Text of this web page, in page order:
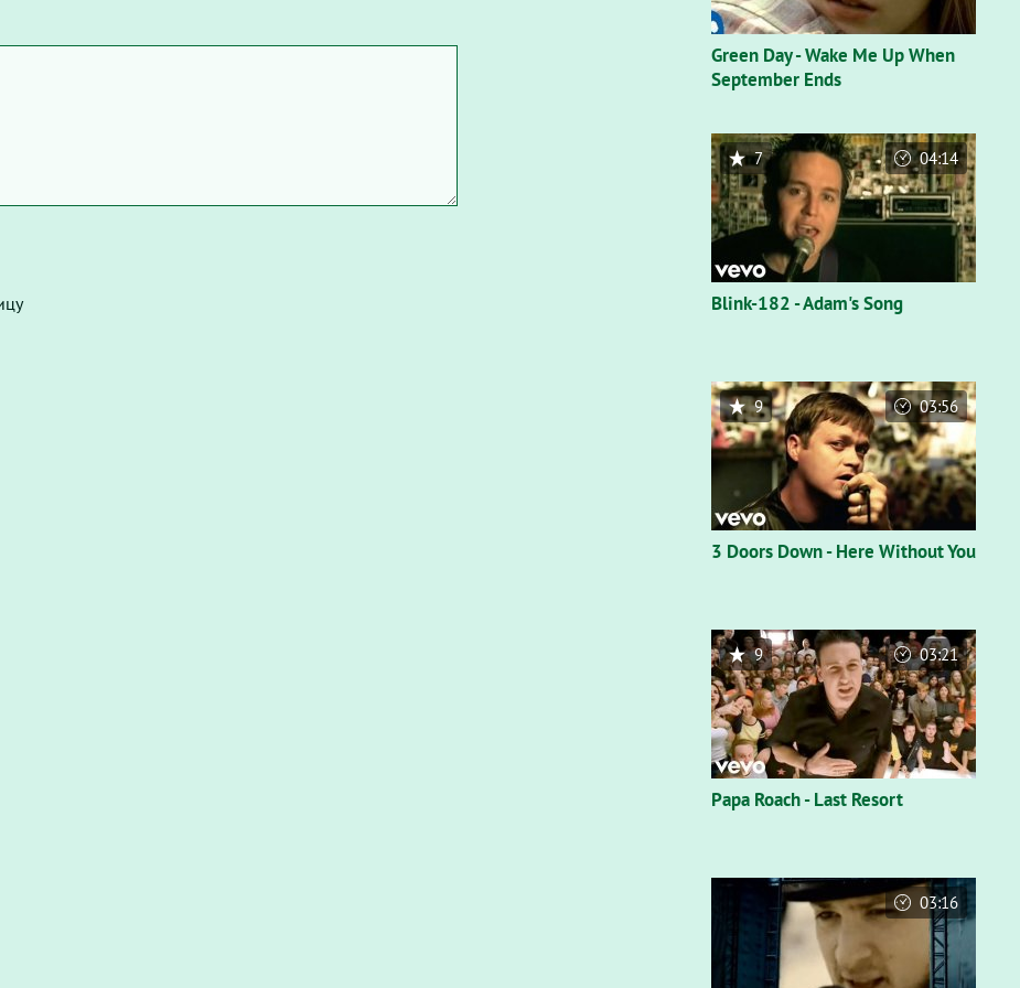
Green Day - Wake Me Up When
September Ends
Blink-182 - Adam's Song
7 04:14
3 Doors Down - Here Without You
9 03:56
Papa Roach - Last Resort
9 03:21
03:16